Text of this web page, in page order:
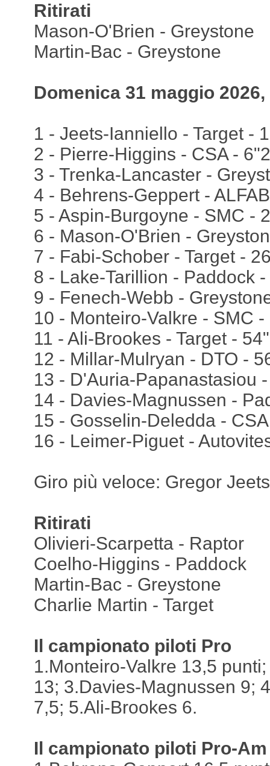
Ritirati
Mason-O'Brien - Greystone
Martin-Bac - Greystone
Domenica 31 maggio 2026,
1 - Jeets-Ianniello - Target -
2 - Pierre-Higgins - CSA -
3 - Trenka-Lancaster -
4 - Behrens-Geppert -
5 - Aspin-Burgoyne - SMC -
6 - Mason-O'Brien -
7 - Fabi-Schober - Target -
8 - Lake-Tarillion - Paddock
9 - Fenech-Webb -
10 - Monteiro-Valkre - SMC
11 - Ali-Brookes - Target -
12 - Millar-Mulryan - DTO -
13 - D'Auria-Papanastasiou
14 - Davies-Magnussen -
15 - Gosselin-Deledda -
16 - Leimer-Piguet -
Giro più veloce: Gregor
Ritirati
Olivieri-Scarpetta - Raptor
Coelho-Higgins - Paddock
Martin-Bac - Greystone
Charlie Martin - Target
Il campionato piloti Pro
1.Monteiro-Valkre 13,5
13; 3.Davies-Magnussen 9;
7,5; 5.Ali-Brookes 6.
Il campionato piloti Pro-Am